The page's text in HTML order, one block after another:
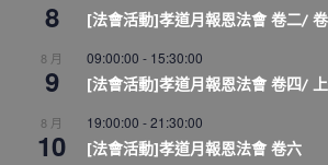
8 [法會活動]孝道月報恩法會 卷二/
8 月
9
09:00:00 - 15:30:00
[法會活動]孝道月報恩法會 卷四/
8 月
10
19:00:00 -21:30:00
[法會活動]孝道月報恩法會 卷六